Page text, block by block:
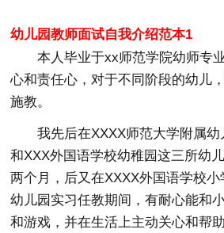
幼儿园教师面试自我介绍范本1
本人毕业于xx师范学院幼师专
心和责任心，对于不同阶段的幼儿
施教。
我先后在XXXX师范大学附属幼
和XXX外国语学校幼稚园这三所幼
两个月，后又在XXXX外国语学校
幼儿园实习任教期间，有耐心能和
和游戏，并在生活上主动关心和帮